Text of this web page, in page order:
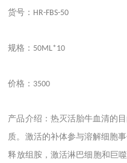
货号： HR-FBS-50
规格： 50ML*10
价格： 3500
产品介绍：热灭活胎牛血清的
质。激活的补体参与溶解细胞
释放组胺，激活淋巴细胞和巨